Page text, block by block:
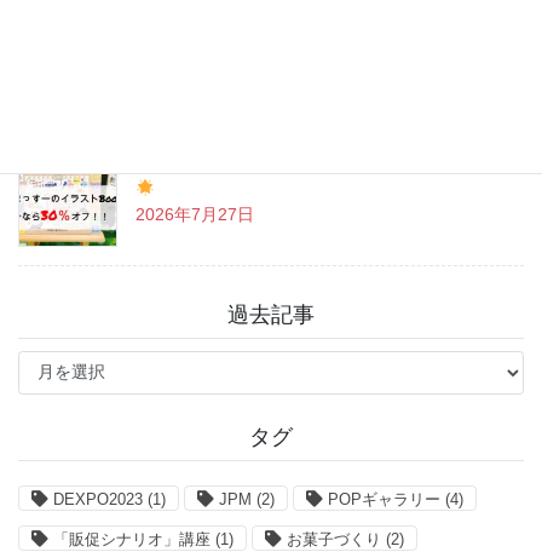
2026年7月27日
過去記事
過
記
タグ
DEXPO2023 (1) JPM (2) POPギャラリー (4)
「販促シナリオ」講座 (1) お菓子づくり (2)